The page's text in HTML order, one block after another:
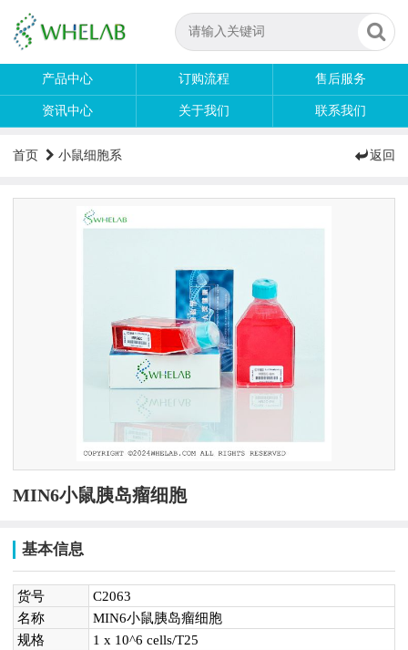
产品中心 订购流程 售后服务
资讯中心 关于我们 联系我们
首页 小鼠细胞系 返回
MIN6小鼠胰岛瘤细胞
基本信息
货号
C2063
名称
MIN6小鼠胰岛瘤细胞
规格
1 x 10^6 cells/T25